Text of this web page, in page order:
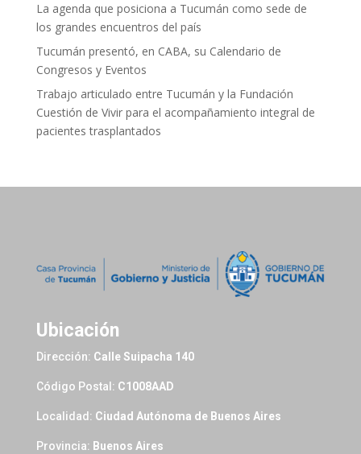
La agenda que posiciona a Tucumán como sede de
los grandes encuentros del país
Tucumán presentó, en CABA, su Calendario de
Congresos y Eventos
Trabajo articulado entre Tucumán y la Fundación
Cuestión de Vivir para el acompañamiento integral de
pacientes trasplantados
Ubicación
Dirección: Calle Suipacha 140
Código Postal: C1008AAD
Localidad: Ciudad Autónoma de Buenos Aires
Provincia: Buenos Aires